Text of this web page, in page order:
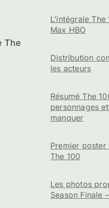
L’intégrale
Max HBO
Distribution
les acteurs
Résumé The
personnages
manquer
Premier
The 100
Les photos
Season Finale